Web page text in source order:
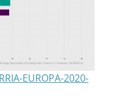
EUROPA-2020-